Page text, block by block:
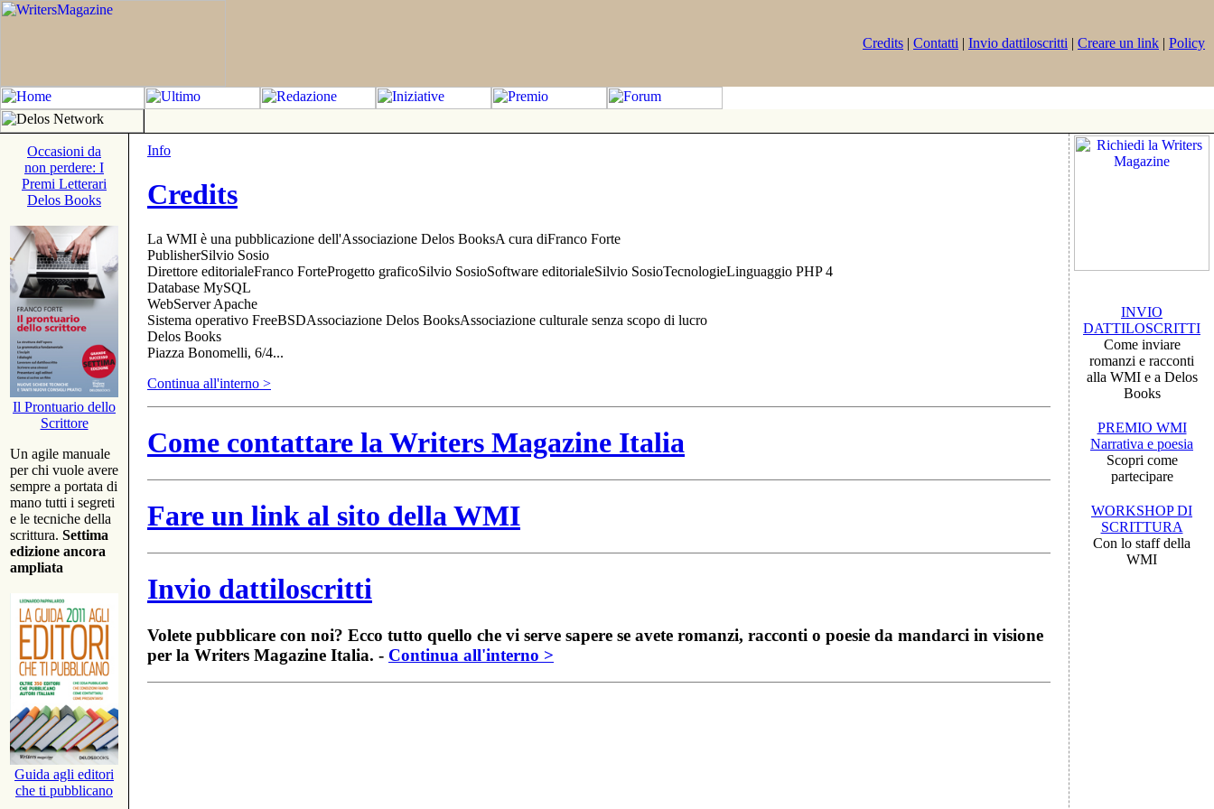
Credits | Contatti | Invio dattiloscritti | Creare un link | Policy
Occasioni da
non perdere: I
Premi Letterari
Delos Books
Il Prontuario dello
Scrittore
Un agile manuale
per chi vuole avere
sempre a portata di
mano tutti i segreti
e le tecniche della
scrittura. Settima
edizione ancora
ampliata
Guida agli editori
che ti pubblicano
Info
Credits
La WMI è una pubblicazione dell'Associazione Delos BooksA cura diFranco Forte
PublisherSilvio Sosio
Direttore editorialeFranco ForteProgetto graficoSilvio SosioSoftware editorialeSilvio SosioTecnologieLinguaggio PHP 4
Database MySQL
WebServer Apache
Sistema operativo FreeBSDAssociazione Delos BooksAssociazione culturale senza scopo di lucro
Delos Books
Piazza Bonomelli, 6/4...
Continua all'interno >
Come contattare la Writers Magazine Italia
Fare un link al sito della WMI
Invio dattiloscritti
Volete pubblicare con noi? Ecco tutto quello che vi serve sapere se avete romanzi, racconti o poesie da mandarci in visione
per la Writers Magazine Italia. - Continua all'interno >
INVIO
DATTILOSCRITTI
Come inviare
romanzi e racconti
alla WMI e a Delos
Books
PREMIO WMI
Narrativa e poesia
Scopri come
partecipare
WORKSHOP DI
SCRITTURA
Con lo staff della
WMI